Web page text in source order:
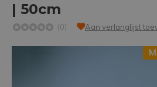
| 50cm
(0) Aan verlanglijst